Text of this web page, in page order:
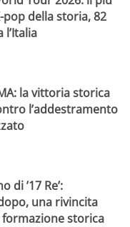
della storia, 82
l’Italia
la vittoria storica
l’addestramento
di ’17 Re’:
una rivincita
storica